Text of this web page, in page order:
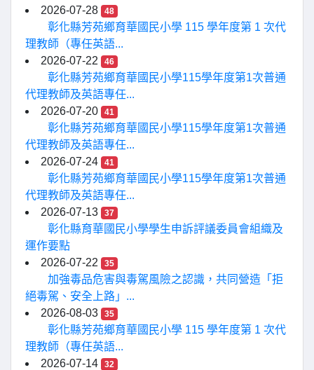
2026-07-28
48
彰化縣芳苑鄉育華國民小學 115 學年度第 1 次代
理教師（專任英語...
2026-07-22
46
彰化縣芳苑鄉育華國民小學115學年度第1次普通
代理教師及英語專任...
2026-07-20
41
彰化縣芳苑鄉育華國民小學115學年度第1次普通
代理教師及英語專任...
2026-07-24
41
彰化縣芳苑鄉育華國民小學115學年度第1次普通
代理教師及英語專任...
2026-07-13
37
彰化縣育華國民小學學生申訴評議委員會組織及
運作要點
2026-07-22
35
加強毒品危害與毒駕風險之認識，共同營造「拒
絕毒駕、安全上路」...
2026-08-03
35
彰化縣芳苑鄉育華國民小學 115 學年度第 1 次代
理教師（專任英語...
2026-07-14
32